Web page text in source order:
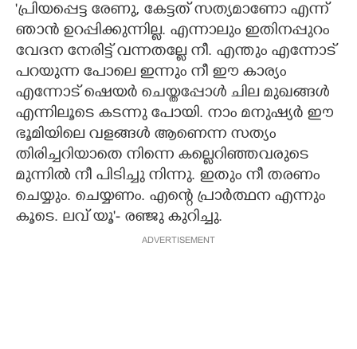
'പ്രിയപ്പെട്ട രേണു, കേട്ടത് സത്യമാണോ എന്ന്
ഞാൻ ഉറപ്പിക്കുന്നില്ല. എന്നാലും ഇതിനപ്പുറം
വേദന നേരിട്ട് വന്നതല്ലേ നീ. എന്തും എന്നോട്
പറയുന്ന പോലെ ഇന്നും നീ ഈ കാര്യം
എന്നോട് ഷെയർ ചെയ്തപ്പോൾ ചില മുഖങ്ങൾ
എന്നിലൂടെ കടന്നു പോയി. നാം മനുഷ്യർ ഈ
ഭൂമിയിലെ വളങ്ങൾ ആണെന്ന സത്യം
തിരിച്ചറിയാതെ നിന്നെ കല്ലെറിഞ്ഞവരുടെ
മുന്നിൽ നീ പിടിച്ചു നിന്നു. ഇതും നീ തരണം
ചെയ്യും. ചെയ്യണം. എന്റെ പ്രാർത്ഥന എന്നും
കൂടെ. ലവ് യൂ'- രഞ്ജു കുറിച്ചു.
ADVERTISEMENT